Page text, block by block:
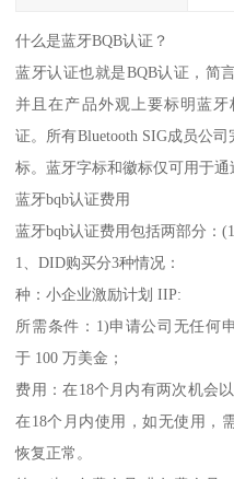
什么是蓝牙BQB认证？
蓝牙认证也就是BQB认证，简
并且在产品外观上要标明蓝
证。所有Bluetooth SIG成员公
标。蓝牙字标和徽标仅可用于通
蓝牙bqb认证费用
蓝牙bqb认证费用包括两部分：
1、DID购买分3种情况：
种：小企业激励计划 IIP:
所需条件：1)申请公司无任何
于 100 万美金；
费用：在18个月内有两次机会
在18个月内使用，如无使用，
恢复正常。